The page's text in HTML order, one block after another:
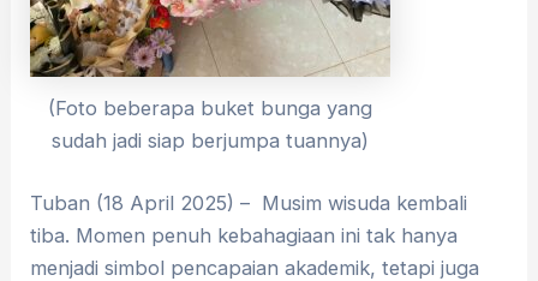
(Foto beberapa buket bunga yang
sudah jadi siap berjumpa tuannya)
Tuban (18 April 2025) – Musim wisuda kembali
tiba. Momen penuh kebahagiaan ini tak hanya
menjadi simbol pencapaian akademik, tetapi juga